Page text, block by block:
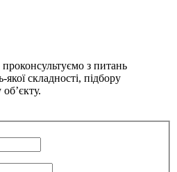
з питань
складності, підбору